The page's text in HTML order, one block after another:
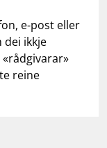
e-post eller
dei ikkje
reine